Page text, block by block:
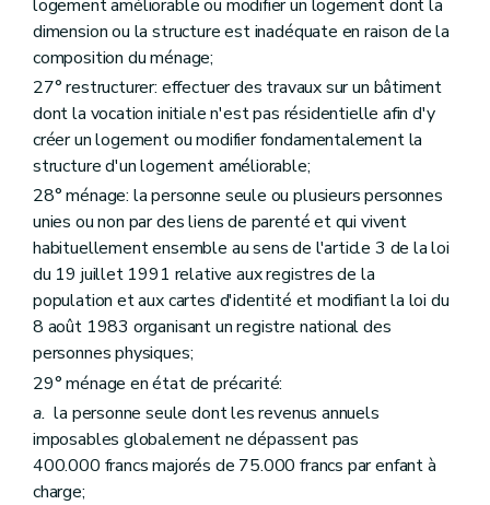
Art. 126
Section 10 Du personnel
Art. 127
Art. 128
Art. 129
Chapitre II Des sociétés de logement de service public
Section première Des missions et moyens d'action
Art. 130
Art. 131
Art. 132
Art. 133
Art. 134
Art. 135
Art. 136
Art. 137
Section 2 De la structure des sociétés de logement de service public
Sous-section première Du capital
Art. 138
Sous-section 2 Du champ d'activités territorial, des fusions et des restructurations
Art. 139
Art. 140
Art. 141
Art. 142
logement améliorable ou modifier un logement dont la
dimension ou la structure est inadéquate en raison de la
composition du ménage;
27° restructurer: effectuer des travaux sur un bâtiment
dont la vocation initiale n'est pas résidentielle afin d'y
créer un logement ou modifier fondamentalement la
structure d'un logement améliorable;
28° ménage: la personne seule ou plusieurs personnes
unies ou non par des liens de parenté et qui vivent
habituellement ensemble au sens de l'article 3 de la loi
du 19 juillet 1991 relative aux registres de la
population et aux cartes d'identité et modifiant la loi du
8 août 1983 organisant un registre national des
personnes physiques;
29° ménage en état de précarité:
a. la personne seule dont les revenus annuels
imposables globalement ne dépassent pas
400.000 francs majorés de 75.000 francs par enfant à
charge;